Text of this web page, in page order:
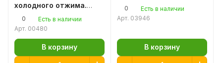
холодного отжима.
Original Altay
0
Есть в наличии
Арт. 00480
В корзину
0
Есть в наличии
Арт. 03946
В корзину